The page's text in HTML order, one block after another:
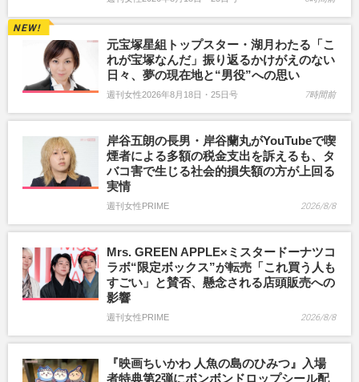
元宝塚星組トップスター・湖月わたる「こ
れが宝塚なんだ」振り返るかけがえのない
日々、夢の現在地と“男役”への思い
週刊女性2026年8月18日・25日号 7時間前
岸谷五朗の長男・岸谷蘭丸がYouTubeで喫
煙者による多額の税金支出を訴えるも、タ
バコ害で生じる社会的損失額の方が上回る
実情
週刊女性PRIME 2026/8/8
Mrs. GREEN APPLE×ミスタードーナツコ
ラボ“限定ボックス”が転売「これ買う人も
すごい」と賛否、懸念される店頭販売への
影響
週刊女性PRIME 2026/8/8
『映画ちいかわ 人魚の島のひみつ』入場
者特典第2弾にボンボンドロップシール配